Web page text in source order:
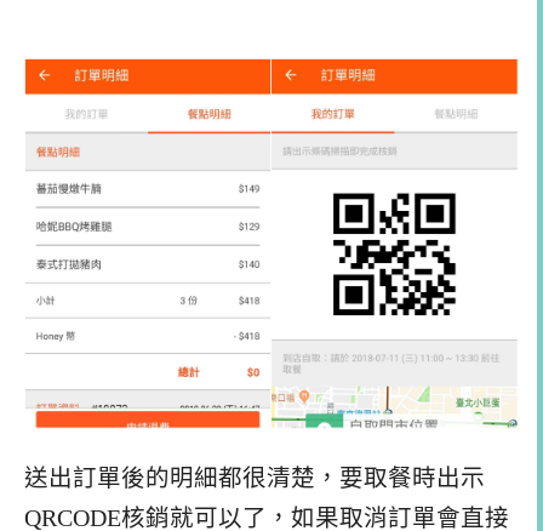
送出訂單後的明細都很清楚，要取餐時出示
QRCODE核銷就可以了，如果取消訂單會直接